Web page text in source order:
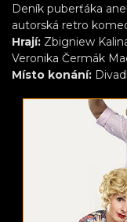
Deník puberťáka
autorská retro
Hrají: Zbigniew
Veronika Čermák
Místo konání: